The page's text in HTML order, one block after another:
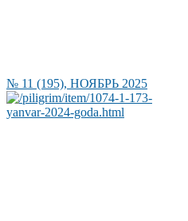
№ 11 (195), НОЯБРЬ 2025